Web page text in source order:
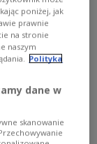
która
jak i
poniżej, jak
prawnie
na stronie
naszym
Polityka
dane w
skanowanie